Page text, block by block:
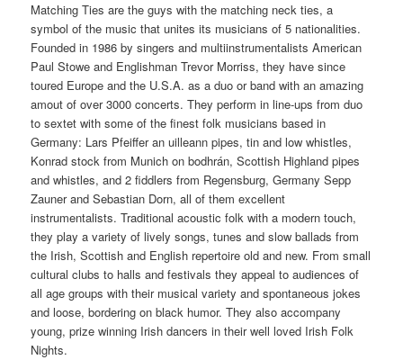
Matching Ties are the guys with the matching neck ties, a
symbol of the music that unites its musicians of 5 nationalities.
Founded in 1986 by singers and multiinstrumentalists American
Paul Stowe and Englishman Trevor Morriss, they have since
toured Europe and the U.S.A. as a duo or band with an amazing
amout of over 3000 concerts. They perform in line-ups from duo
to sextet with some of the finest folk musicians based in
Germany: Lars Pfeiffer an uilleann pipes, tin and low whistles,
Konrad stock from Munich on bodhrán, Scottish Highland pipes
and whistles, and 2 fiddlers from Regensburg, Germany Sepp
Zauner and Sebastian Dorn, all of them excellent
instrumentalists. Traditional acoustic folk with a modern touch,
they play a variety of lively songs, tunes and slow ballads from
the Irish, Scottish and English repertoire old and new. From small
cultural clubs to halls and festivals they appeal to audiences of
all age groups with their musical variety and spontaneous jokes
and loose, bordering on black humor. They also accompany
young, prize winning Irish dancers in their well loved Irish Folk
Nights.